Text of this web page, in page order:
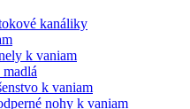
kanáliky
k vaniam
k vaniam
nohy k vaniam